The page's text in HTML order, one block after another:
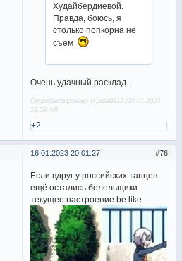
Худайбердиевой.
Правда, боюсь, я
столько попкорна не
съем
Очень удачный расклад.
Отредактировано MLidia0912 (16.01.2023
19:58:40)
+2
76
16.01.2023 20:01:27
Если вдруг у российских танцев
ещё остались болельщики -
текущее настроение be like